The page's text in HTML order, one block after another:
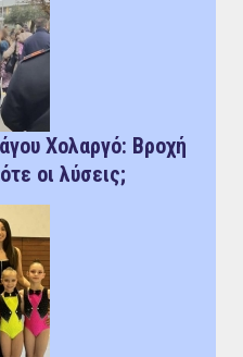
Χολαργό: Bροχή
οι λύσεις;